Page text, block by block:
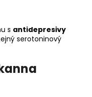
s antidepresivy
serotoninový